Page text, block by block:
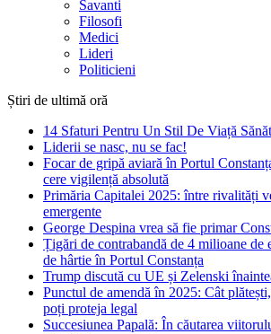
Savanti
Filosofi
Medici
Lideri
Politicieni
Știri de ultimă oră
14 Sfaturi Pentru Un Stil De Viață
Liderii se nasc, nu se fac!
Focar de gripă aviară în Portul
cere vigilență absolută
Primăria Capitalei 2025: între rivalități
emergente
George Despina vrea să fie primar
Țigări de contrabandă de 4 milioane de
de hârtie în Portul Constanța
Trump discută cu UE și Zelenski
Punctul de amendă în 2025: Cât
poți proteja legal
Succesiunea Papală: În căutarea